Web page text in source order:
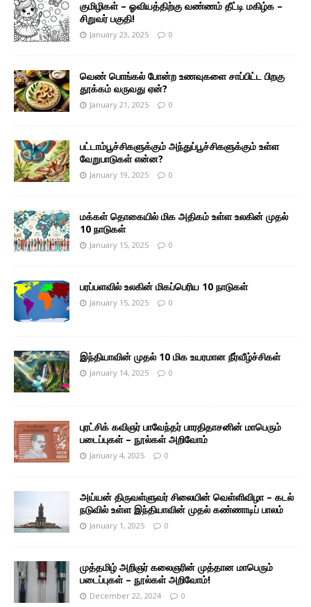
குமிழிகள் – ஓவியத்திற்கு வண்ணம் தீட்டி மகிழ்க –
சிறுவர் பகுதி!
January 23, 2025 0
வெண் பொங்கல் போன்ற உணவுகளை சாப்பிட்ட பிறகு
தூக்கம் வருவது ஏன்?
January 21, 2025 0
பட்டாம்பூச்சிகளுக்கும் அந்துப்பூச்சிகளுக்கும் உள்ள
வேறுபாடுகள் என்ன?
January 19, 2025 0
மக்கள் தொகையில் மிக அதிகம் உள்ள உலகின் முதல்
10 நாடுகள்
January 15, 2025 0
பரப்பளவில் உலகின் மிகப்பெரிய 10 நாடுகள்
January 15, 2025 0
இந்தியாவின் முதல் 10 மிக உயரமான நீர்வீழ்ச்சிகள்
January 14, 2025 0
புரட்சிக் கவிஞர் பாவேந்தர் பாரதிதாசனின் மாபெரும்
படைப்புகள் – நூல்கள் அறிவோம்
January 4, 2025 0
அய்யன் திருவள்ளுவர் சிலையின் வெள்ளிவிழா – கடல்
நடுவில் உள்ள இந்தியாவின் முதல் கண்ணாடிப் பாலம்
January 1, 2025 0
முத்தமிழ் அறிஞர் கலைஞரின் முத்தான மாபெரும்
படைப்புகள் – நூல்கள் அறிவோம்!
December 22, 2024 0